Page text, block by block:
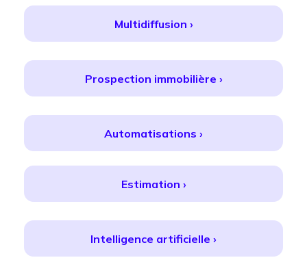
Multidiffusion ›
Prospection immobilière ›
Automatisations ›
Estimation ›
Intelligence artificielle ›